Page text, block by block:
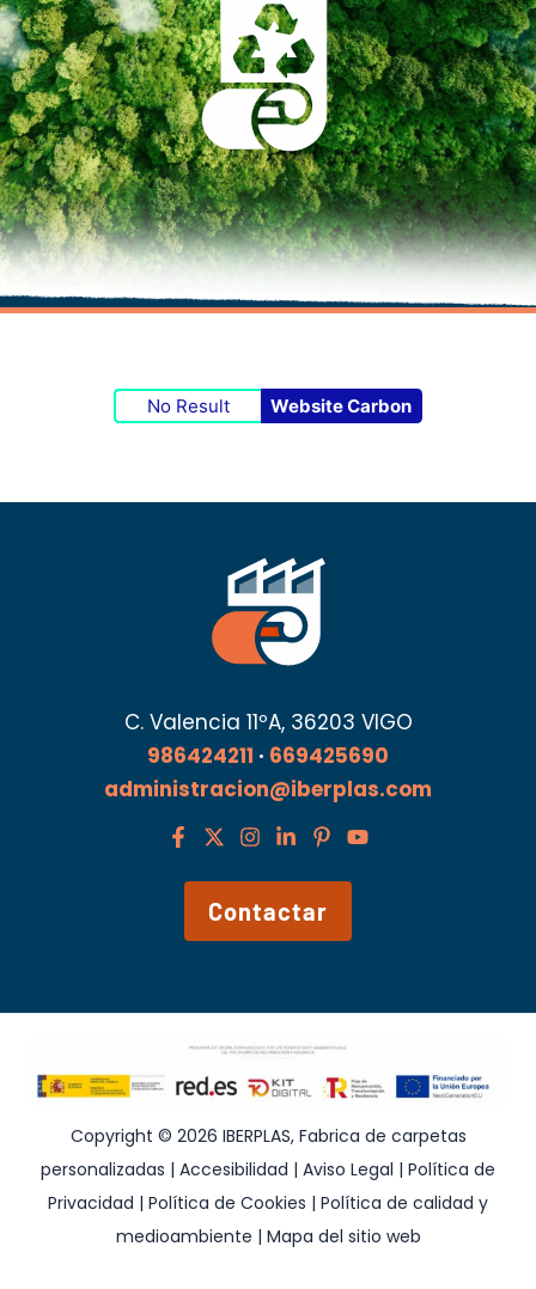
No Result Website Carbon
C. Valencia 11ºA, 36203 VIGO
986424211 · 669425690
administracion@iberplas.com
Contactar
Copyright © 2026 IBERPLAS, Fabrica de carpetas
personalizadas | Accesibilidad | Aviso Legal | Política de
Privacidad | Política de Cookies | Política de calidad y
medioambiente | Mapa del sitio web